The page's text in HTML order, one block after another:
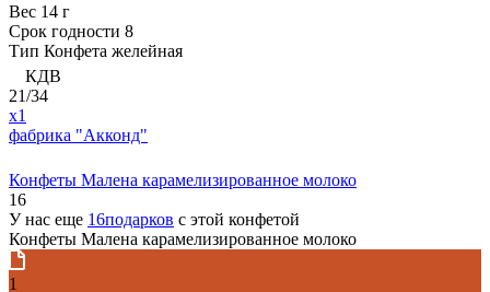
Вес 14 г
Срок годности 8
Тип Конфета желейная
КДВ
21/34
x1
фабрика "Акконд"
Конфеты Малена карамелизированное молоко
16
У нас еще 16подарков с этой конфетой
Конфеты Малена карамелизированное молоко
1